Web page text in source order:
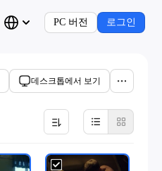
PC 버전 로그인
데스크톱에서 보기